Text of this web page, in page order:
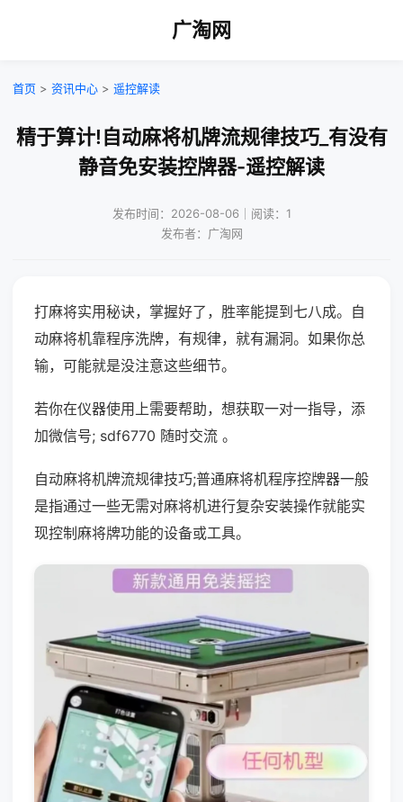
广淘网
首页 > 资讯中心 > 遥控解读
精于算计!自动麻将机牌流规律技巧_有没有
静音免安装控牌器-遥控解读
发布时间：2026-08-06｜阅读：1
发布者：广淘网
打麻将实用秘诀，掌握好了，胜率能提到七八成。自
动麻将机靠程序洗牌，有规律，就有漏洞。如果你总
输，可能就是没注意这些细节。
若你在仪器使用上需要帮助，想获取一对一指导，添
加微信号; sdf6770 随时交流 。
自动麻将机牌流规律技巧;普通麻将机程序控牌器一般
是指通过一些无需对麻将机进行复杂安装操作就能实
现控制麻将牌功能的设备或工具。